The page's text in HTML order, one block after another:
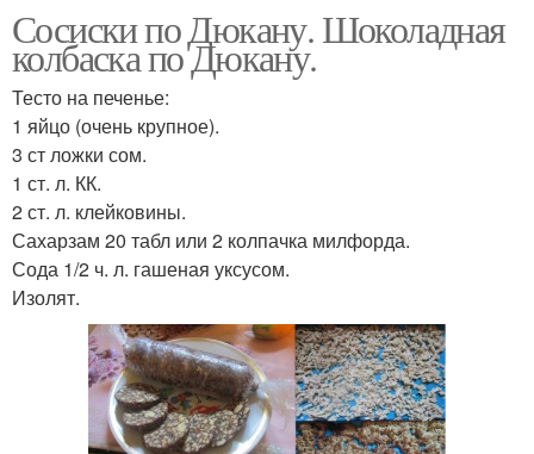
Сосиски по Дюкану. Шоколадная
колбаска по Дюкану.
Тесто на печенье:
1 яйцо (очень крупное).
3 ст ложки сом.
1 ст. л. КК.
2 ст. л. клейковины.
Сахарзам 20 табл или 2 колпачка милфорда.
Сода 1/2 ч. л. гашеная уксусом.
Изолят.